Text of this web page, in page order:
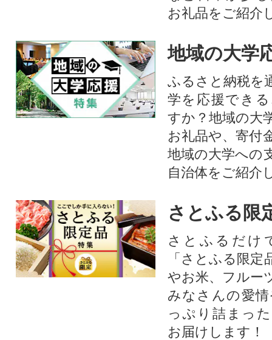
お礼品をご紹介
地域の大学
ふるさと納税を
学を応援でき
すか？地域の大
お礼品や、寄付
地域の大学への
自治体をご紹介
さとふる限
さとふるだけ
「さとふる限
やお米、フルー
みなさんの愛
っぷり詰まっ
お届けします！